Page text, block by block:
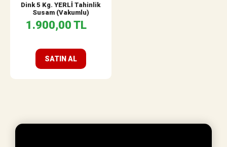
Dink 5 Kg. YERLİ Tahinlik
Susam (Vakumlu)
1.900,00 TL
SATIN AL